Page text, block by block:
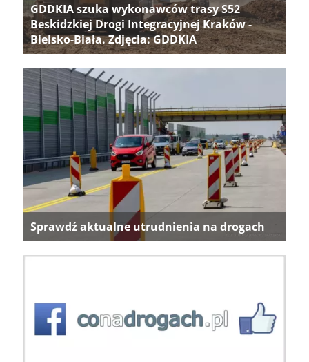
GDDKIA szuka wykonawców trasy S52
Beskidzkiej Drogi Integracyjnej Kraków -
Bielsko-Biała. Zdjęcia: GDDKIA
Sprawdź aktualne utrudnienia na drogach